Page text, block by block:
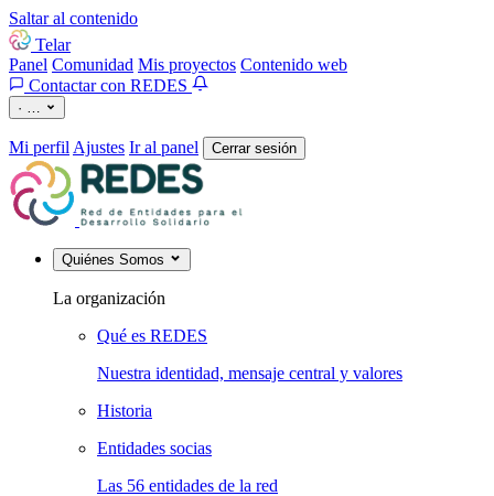
Saltar al contenido
Telar
Panel Comunidad Mis proyectos Contenido web
Contactar con REDES
· …
Mi perfil Ajustes Ir al panel Cerrar sesión
Quiénes Somos
La organización
Qué es REDES
Nuestra identidad, mensaje central y valores
Historia
Entidades socias
Las 56 entidades de la red